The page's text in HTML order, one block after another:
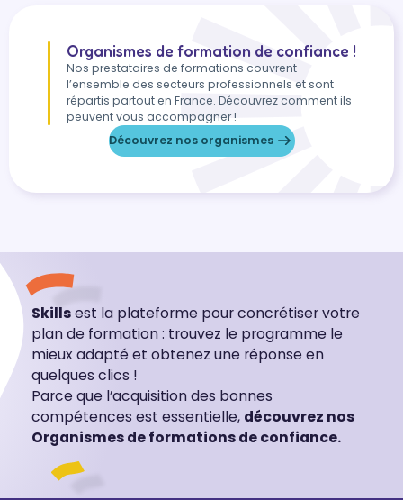
Organismes de formation de confiance !
Nos prestataires de formations couvrent
l’ensemble des secteurs professionnels et sont
répartis partout en France. Découvrez comment ils
peuvent vous accompagner !
Découvrez nos organismes
Skillsest la plateforme pour concrétiser votre
plan de formation : trouvez le programme le
mieux adapté et obtenez une réponse en
quelques clics !
Parce que l’acquisition des bonnes
compétences est essentielle, découvrez nos
Organismes de formations de confiance.